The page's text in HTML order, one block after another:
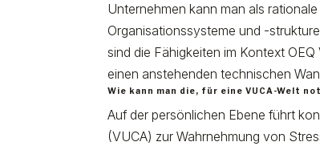
Unternehmen kann man als
Organisationssysteme und -
sind die Fähigkeiten im Kontext
einen anstehenden technischen
Wie kann man die, für eine VUCA-Welt
Auf der persönlichen Ebene führt
(VUCA) zur Wahrnehmung von